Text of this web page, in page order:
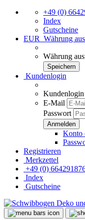
+49 (0)
Index
Gutscheine
EUR Währung
Währung
Kundenlogin
Kundenlogin
E-Mail
Passwort
Konto
Registrieren
Merkzettel
+49 (0)
Index
Gutscheine